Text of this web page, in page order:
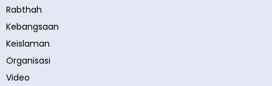
Rabthah
Kebangsaan
Keislaman
Organisasi
Video